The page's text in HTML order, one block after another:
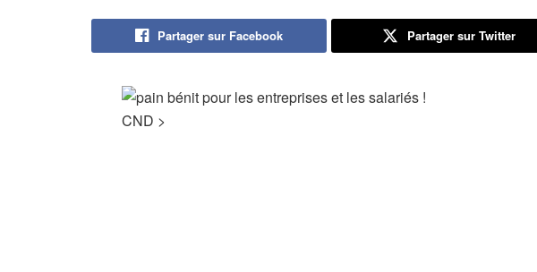
Partager sur Facebook Partager sur Twitter
CND >